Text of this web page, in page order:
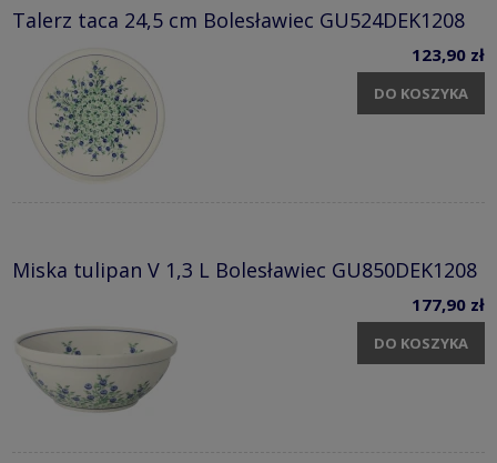
Talerz taca 24,5 cm Bolesławiec GU524DEK1208
123,90 zł
DO KOSZYKA
Miska tulipan V 1,3 L Bolesławiec GU850DEK1208
177,90 zł
DO KOSZYKA